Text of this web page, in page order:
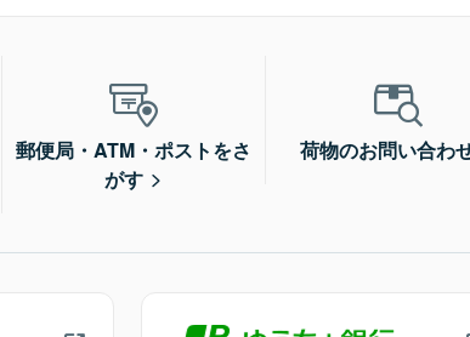
郵便局・ATM・ポストをさ
がす
荷物のお問い合わ